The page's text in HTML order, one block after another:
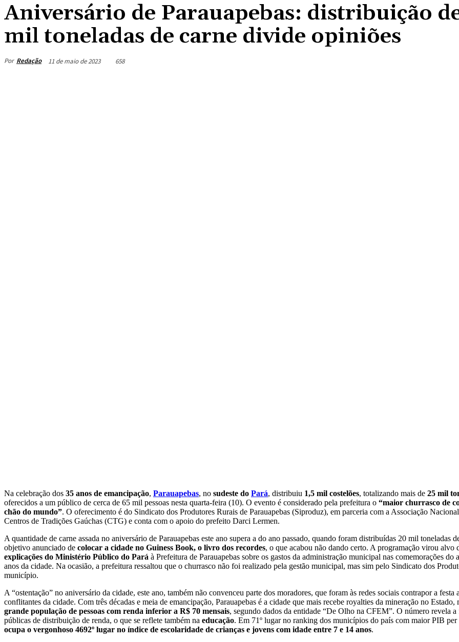
Aniversário de Parauapebas: distribuição
mil toneladas de carne divide opiniões
Por Redação 11 de maio de 2023 658
Na celebração dos 35 anos de emancipação, Parauapebas, no sudeste do Pará, distribuiu 1,5 mil costelões, totalizando mais de 25 mil
oferecidos a um público de cerca de 65 mil pessoas nesta quarta-feira (10). O evento é considerado pela prefeitura o “maior churrasco de
chão do mundo”. O oferecimento é do Sindicato dos Produtores Rurais de Parauapebas (Siproduz), em parceria com a Associação
Centros de Tradições Gaúchas (CTG) e conta com o apoio do prefeito Darci Lermen.
A quantidade de carne assada no aniversário de Parauapebas este ano supera a do ano passado, quando foram distribuídas 20 mil toneladas
objetivo anunciado de colocar a cidade no Guiness Book, o livro dos recordes, o que acabou não dando certo. A programação virou alvo
explicações do Ministério Público do Pará à Prefeitura de Parauapebas sobre os gastos da administração municipal nas comemorações do
anos da cidade. Na ocasião, a prefeitura ressaltou que o churrasco não foi realizado pela gestão municipal, mas sim pelo Sindicato dos
município.
A “ostentação” no aniversário da cidade, este ano, também não convenceu parte dos moradores, que foram às redes sociais contrapor a festa
conflitantes da cidade. Com três décadas e meia de emancipação, Parauapebas é a cidade que mais recebe royalties da mineração no Estado,
grande população de pessoas com renda inferior a R$ 70 mensais, segundo dados da entidade “De Olho na CFEM”. O número revela
públicas de distribuição de renda, o que se reflete também na educação. Em 71º lugar no ranking dos municípios do país com maior PIB
ocupa o vergonhoso 4692º lugar no índice de escolaridade de crianças e jovens com idade entre 7 e 14 anos.